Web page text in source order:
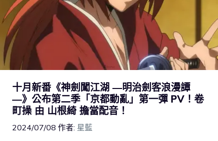
十月新番《神劍闖江湖 ―明治劍客浪漫譚
―》公布第二季「京都動亂」第一彈 PV！卷
町操 由 山根綺 擔當配音！
2024/07/08 作者: 星藍